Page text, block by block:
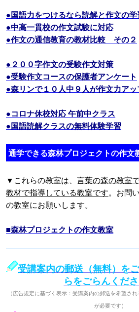
●国語力をつけるなら読解と作文の
●中高一貫校の作文試験に対応
●作文の通信教育の教材比較 その２
●２００字作文の受験作文対策
●受験作文コースの保護者アンケート
●森リンで１０人中９人が作文力アッ
●コロナ休校対応 午前中クラス
●国語読解クラスの無料体験学習
通学できる森林プロジェクトの作文
▼これらの教室は、 言葉の森の教室
教材で指導している教室です。お問
の教室にお願いします。
■森林プロジェクトの作文教室
受講案内の郵送（無料）を
らをごらんくださ
（広告規定に基づく表示：受講案内の郵送を希望さ
が必要です）